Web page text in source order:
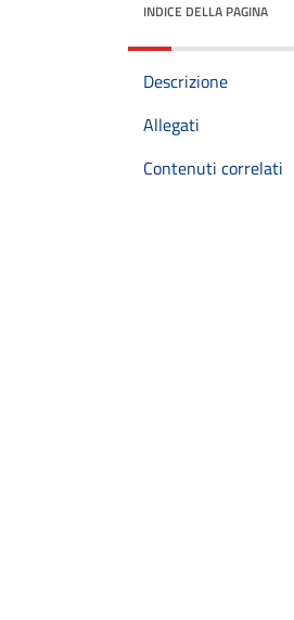
INDICE DELLA PAGINA
Descrizione
Allegati
Contenuti correlati